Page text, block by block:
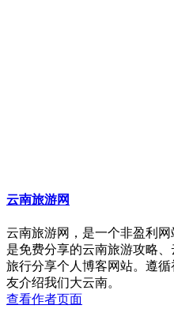
云南旅游网
云南旅游网，是一个非盈利
是免费分享的云南旅游攻略
旅行分享个人博客网站。遵
友介绍我们大云南。
查看作者页面